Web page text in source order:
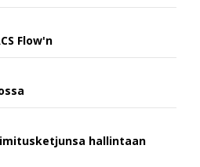
Flow'n
hallintaan